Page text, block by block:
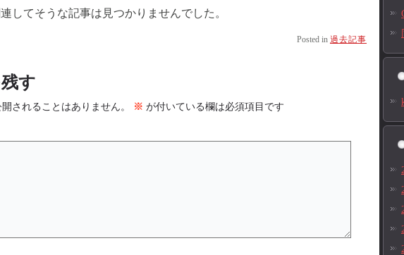
してそうな記事は見つかりませんでした。
Posted in 過去記事
す
されることはありません。 ※ が付いている欄は必須項目です